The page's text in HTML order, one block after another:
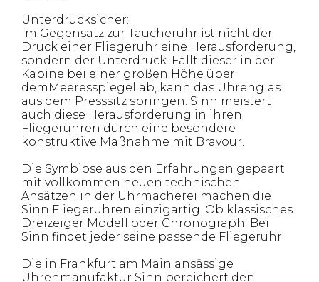
Unterdrucksicher:
Im Gegensatz zur Taucheruhr ist nicht der
Druck einer Fliegeruhr eine Herausforderung,
sondern der Unterdruck. Fällt dieser in der
Kabine bei einer großen Höhe über
demMeeresspiegel ab, kann das Uhrenglas
aus dem Presssitz springen. Sinn meistert
auch diese Herausforderung in ihren
Fliegeruhren durch eine besondere
konstruktive Maßnahme mit Bravour.
Die Symbiose aus den Erfahrungen gepaart
mit vollkommen neuen technischen
Ansätzen in der Uhrmacherei machen die
Sinn Fliegeruhren einzigartig. Ob klassisches
Dreizeiger Modell oder Chronograph: Bei
Sinn findet jeder seine passende Fliegeruhr.
Die in Frankfurt am Main ansässige
Uhrenmanufaktur Sinn bereichert den